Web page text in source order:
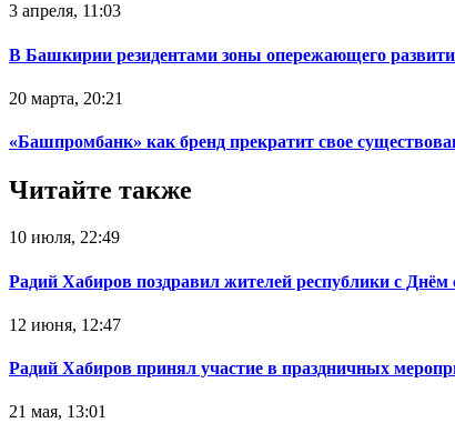
3 апреля, 11:03
В Башкирии резидентами зоны опережающего
20 марта, 20:21
«Башпромбанк» как бренд прекратит свое
Читайте также
10 июля, 22:49
Радий Хабиров поздравил жителей республики с
12 июня, 12:47
Радий Хабиров принял участие в праздничных
21 мая, 13:01